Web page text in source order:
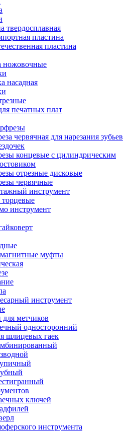
твердосплавная
пластина
пластина
ножовочные
насадная
печатных плат
червячная для нарезания зубьев
концевые с цилиндрическим
отрезные дисковые
червячные
инструмент
торцевые
инструмент
муфты
инструмент
метчиков
односторонний
шлицевых гаек
ключей
инструмента